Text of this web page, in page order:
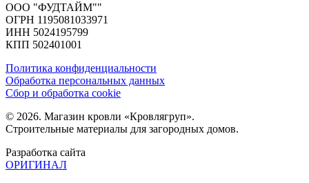
ООО "ФУДТАЙМ""
ОГРН 1195081033971
ИНН 5024195799
КПП 502401001
Политика конфиденциальности
Обработка персональных данных
Сбор и обработка cookie
© 2026. Магазин кровли «Кровлягруп».
Строительные материалы для загородных домов.
Разработка сайта
ОРИГИНАЛ